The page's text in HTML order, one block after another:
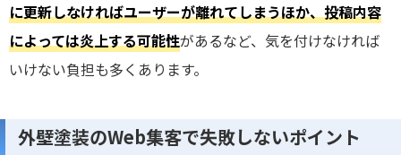
に更新しなければユーザーが離れてしまうほか、投稿内容
によっては炎上する可能性があるなど、気を付けなければ
いけない負担も多くあります。
外壁塗装のWeb集客で失敗しないポイント